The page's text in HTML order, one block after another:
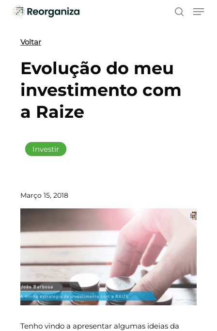
Skip
contentVoltar
Investir
Evolução do meu
investimento com
a Raize
Março 15, 2018
Tenho vindo a apresentar algumas ideias da